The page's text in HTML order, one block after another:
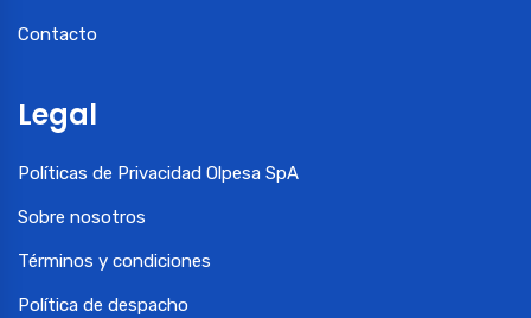
Contacto
Legal
Políticas de Privacidad Olpesa SpA
Sobre nosotros
Términos y condiciones
Política de despacho